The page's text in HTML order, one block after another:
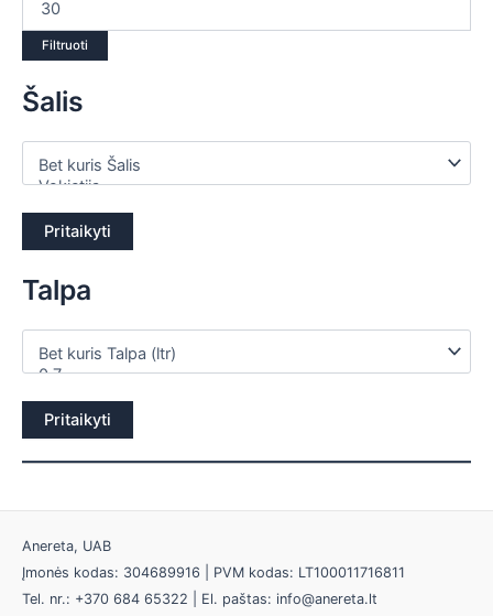
Filtruoti
Šalis
Pritaikyti
Talpa
Pritaikyti
Anereta, UAB
Įmonės kodas: 304689916 | PVM kodas: LT100011716811
Tel. nr.: +370 684 65322 | El. paštas: info@anereta.lt